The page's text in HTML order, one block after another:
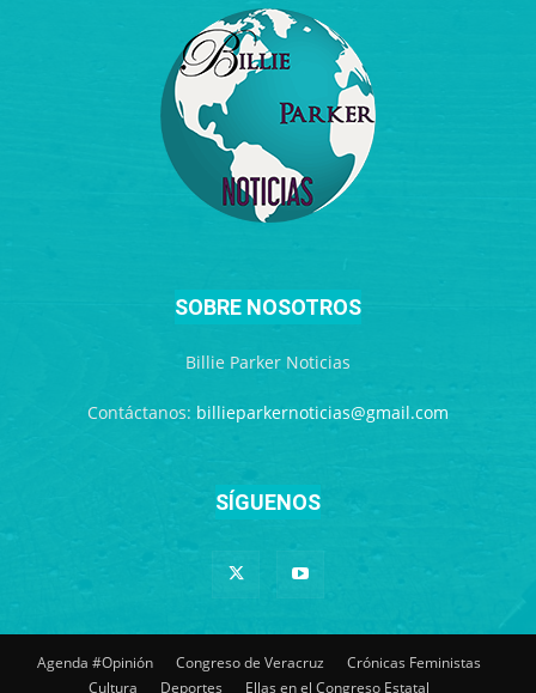
SOBRE NOSOTROS
Billie Parker Noticias
Contáctanos: billieparkernoticias@gmail.com
SÍGUENOS
Agenda #Opinión Congreso de Veracruz
Crónicas Feministas
Cultura
Deportes Ellas en el Congreso Estatal